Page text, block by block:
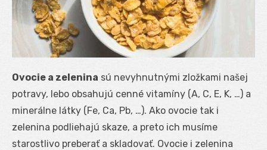
Ovocie a zelenina sú nevyhnutnými zložkami našej
potravy, lebo obsahujú cenné vitamíny (A, C, E, K, …) a
minerálne látky (Fe, Ca, Pb, …). Ako ovocie tak i
zelenina podliehajú skaze, a preto ich musíme
starostlivo preberať a skladovať. Ovocie i zelenina